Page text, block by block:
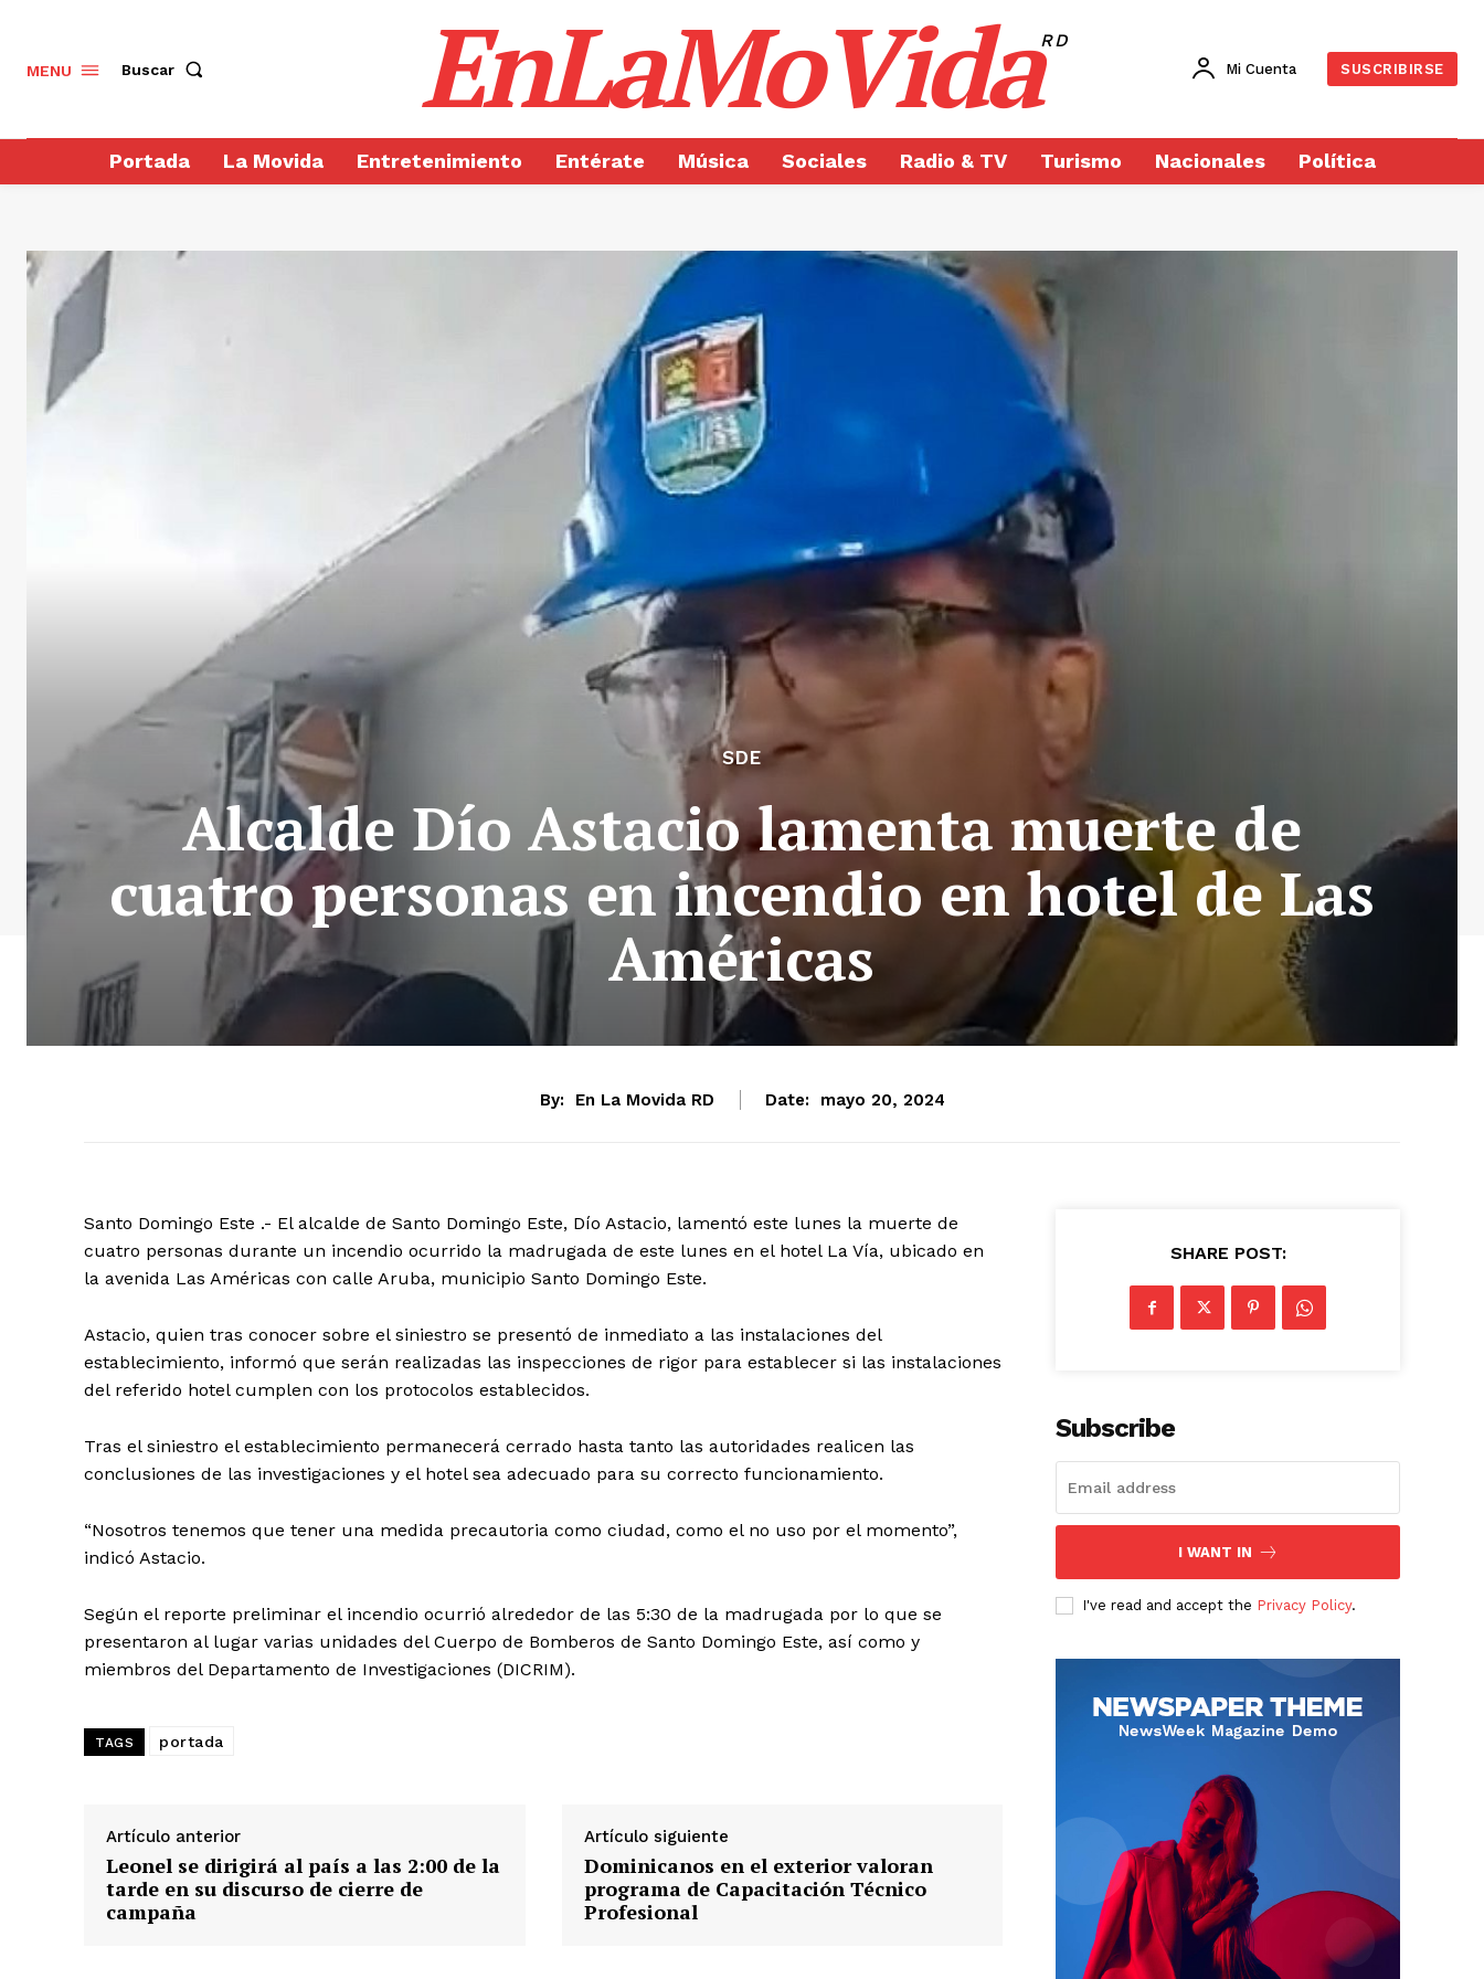
Día de Leyendas
MENU Buscar EnLaMoVidaRD
Mi Cuenta SUSCRIBIRSE
Portada La Movida Entretenimiento Entérate Música Sociales Radio & TV Turismo Nacionales Política
SDE
Alcalde Dío Astacio lamenta muerte de
cuatro personas en incendio en hotel de Las
Américas
By: En La Movida RD Date: mayo 20, 2024
Santo Domingo Este .- El alcalde de Santo Domingo Este, Dío Astacio, lamentó este lunes la muerte de
cuatro personas durante un incendio ocurrido la madrugada de este lunes en el hotel La Vía, ubicado en
la avenida Las Américas con calle Aruba, municipio Santo Domingo Este.
Astacio, quien tras conocer sobre el siniestro se presentó de inmediato a las instalaciones del
establecimiento, informó que serán realizadas las inspecciones de rigor para establecer si las instalaciones
del referido hotel cumplen con los protocolos establecidos.
Tras el siniestro el establecimiento permanecerá cerrado hasta tanto las autoridades realicen las
conclusiones de las investigaciones y el hotel sea adecuado para su correcto funcionamiento.
“Nosotros tenemos que tener una medida precautoria como ciudad, como el no uso por el momento”,
indicó Astacio.
Según el reporte preliminar el incendio ocurrió alrededor de las 5:30 de la madrugada por lo que se
presentaron al lugar varias unidades del Cuerpo de Bomberos de Santo Domingo Este, así como y
miembros del Departamento de Investigaciones (DICRIM).
TAGS portada
Artículo anterior
Leonel se dirigirá al país a las 2:00 de la
tarde en su discurso de cierre de
campaña
Artículo siguiente
Dominicanos en el exterior valoran
programa de Capacitación Técnico
Profesional
SHARE POST:
Subscribe
I WANT IN
I've read and accept the Privacy Policy.